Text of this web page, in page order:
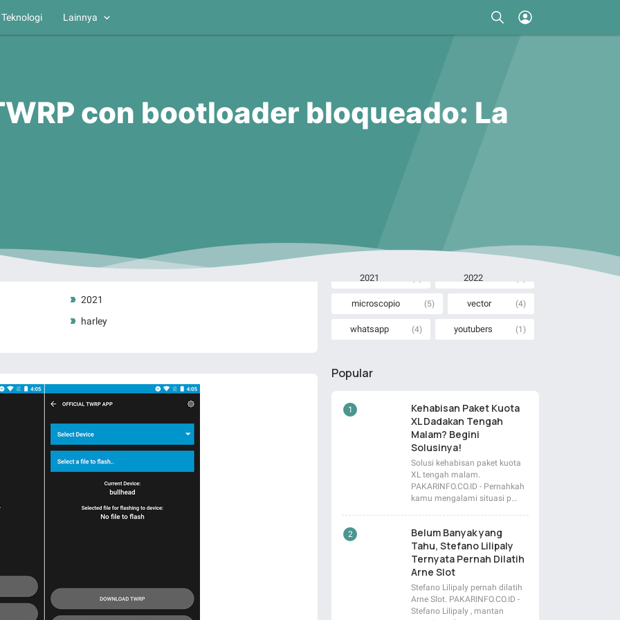
Teknologi Lainnya
2021
harley
con bootloader bloqueado: La
Label Cloud
2021 2022
microscopio (5) vector (4)
whatsapp (4) youtubers (1)
Popular
Kehabisan Paket Kuota
XL Dadakan Tengah
Malam? Begini
Solusinya!
Solusi kehabisan paket kuota
XL tengah malam.
PAKARINFO.CO.ID - Pernahkah
kamu mengalami situasi p…
Belum Banyak yang
Tahu, Stefano Lilipaly
Ternyata Pernah Dilatih
Arne Slot
Stefano Lilipaly pernah dilatih
Arne Slot. PAKARINFO.CO.ID -
Stefano Lilipaly , mantan